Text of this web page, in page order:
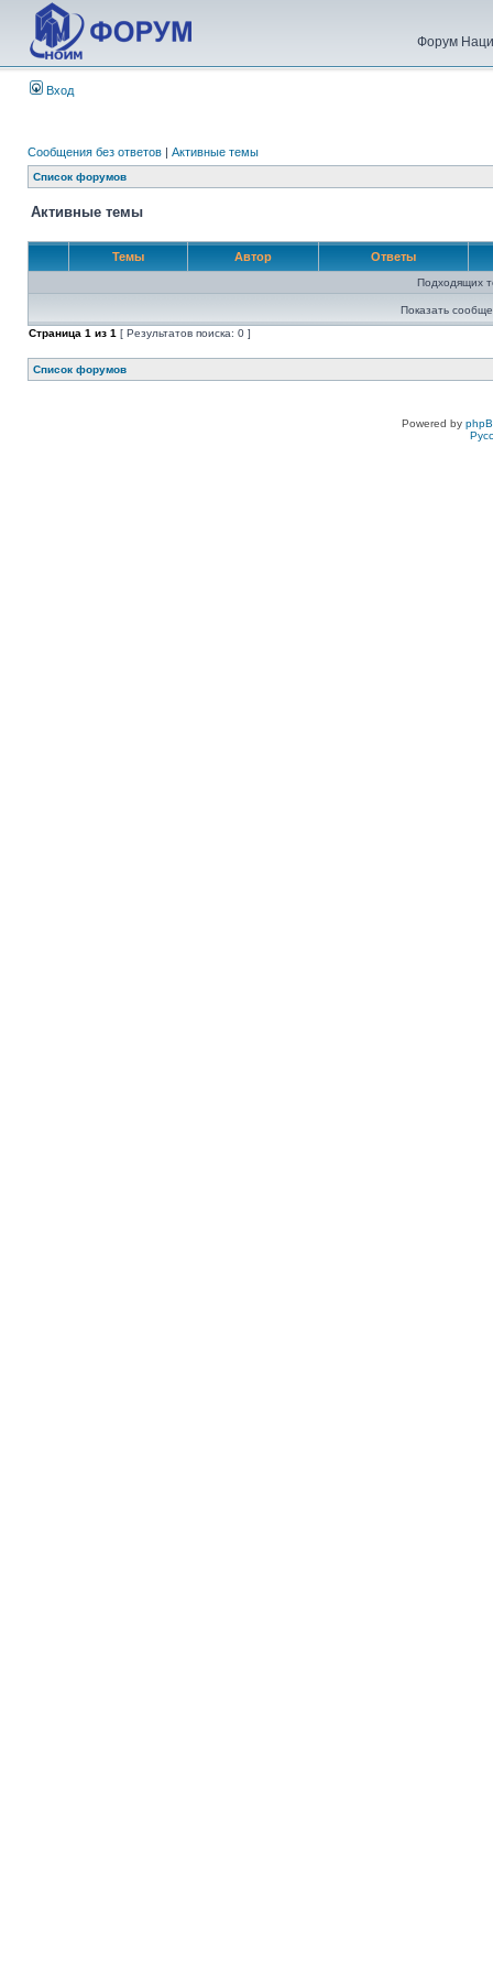
Форум
Вход
Сообщения без ответов | Активные темы
Список форумов
Активные темы
Темы Автор Ответы
Подходящих
Показать
Страница 1 из 1 [ Результатов поиска: 0 ]
Список форумов
Powered by